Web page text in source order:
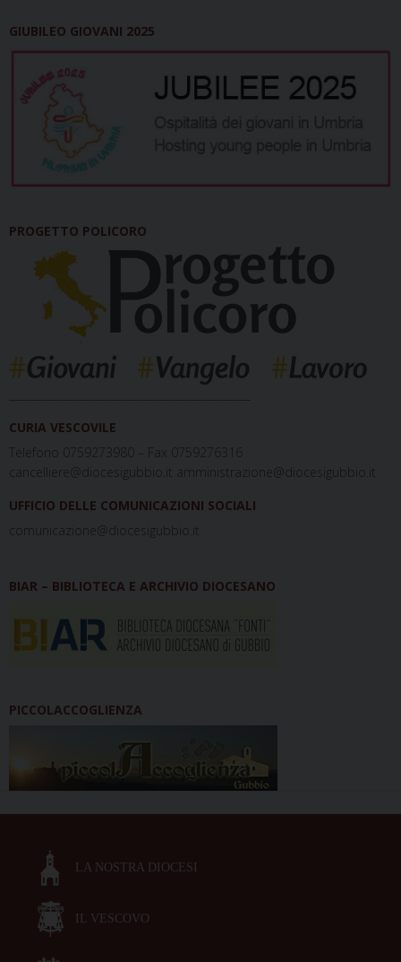
GIUBILEO GIOVANI 2025
PROGETTO POLICORO
CURIA VESCOVILE
Telefono 0759273980 – Fax 0759276316
cancelliere@diocesigubbio.it amministrazione@diocesigubbio.it
UFFICIO DELLE COMUNICAZIONI SOCIALI
comunicazione@diocesigubbio.it
BIAR – BIBLIOTECA E ARCHIVIO DIOCESANO
PICCOLACCOGLIENZA
LA NOSTRA DIOCESI
IL VESCOVO